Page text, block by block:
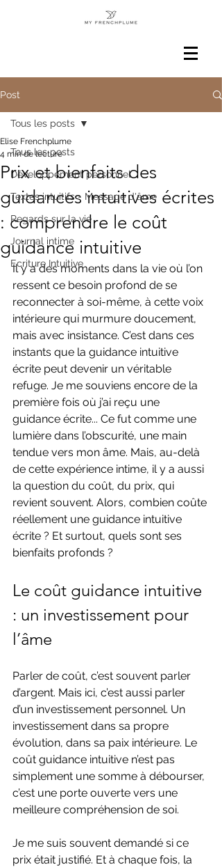
Post
Tous les posts
Développement personnel
Textes intuitifs - Message d'âme
Regards sur la vie
Journal intime
Ecriture Intuitive
Tous les posts
Prix et bienfaits des
guidances intuitives écrites
: comprendre le coût
guidance intuitive
Elise Frenchplume
4 min de lecture
Il y a des moments dans la vie où l’on
ressent ce besoin profond de se
reconnecter à soi-même, à cette voix
intérieure qui murmure doucement,
mais avec insistance. C’est dans ces
instants que la guidance intuitive
écrite peut devenir un véritable
refuge. Je me souviens encore de la
première fois où j’ai reçu une
guidance écrite... Ce fut comme une
lumière dans l’obscurité, une main
tendue vers mon âme. Mais, au-delà
de cette expérience intime, il y a aussi
la question du coût, du prix, qui
revient souvent. Alors, combien coûte
réellement une guidance intuitive
écrite ? Et surtout, quels sont ses
bienfaits profonds ?
Le coût guidance intuitive
: un investissement pour
l’âme
Parler de coût, c’est souvent parler
d’argent. Mais ici, c’est aussi parler
d’un investissement personnel. Un
investissement dans sa propre
évolution, dans sa paix intérieure. Le
coût guidance intuitive n’est pas
simplement une somme à débourser,
c’est une porte ouverte vers une
meilleure compréhension de soi.
Je me suis souvent demandé si ce
prix était justifié. Et à chaque fois, la